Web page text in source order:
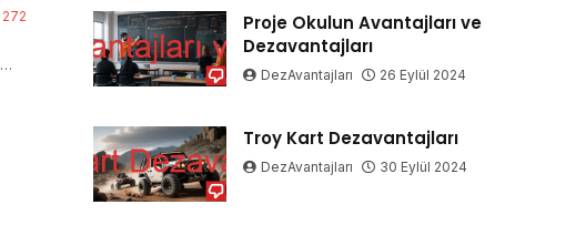
272
Proje Okulun Avantajları ve
Dezavantajları
DezAvantajları 26 Eylül 2024
Troy Kart Dezavantajları
DezAvantajları 30 Eylül 2024